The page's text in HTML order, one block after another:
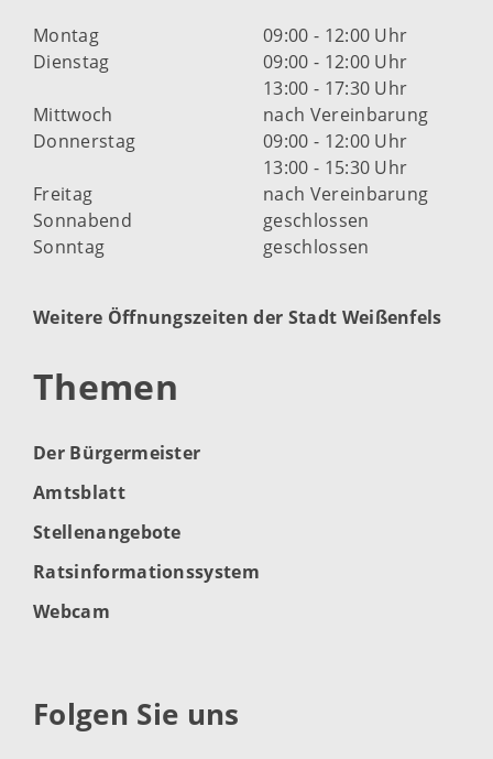
Montag
09:00 - 12:00 Uhr
Dienstag
09:00 - 12:00 Uhr
13:00 - 17:30 Uhr
Mittwoch
nach Vereinbarung
Donnerstag
09:00 - 12:00 Uhr
13:00 - 15:30 Uhr
Freitag
nach Vereinbarung
Sonnabend
geschlossen
Sonntag
geschlossen
Weitere Öffnungszeiten der Stadt Weißenfels
Themen
Der Bürgermeister
Amtsblatt
Stellenangebote
Ratsinformationssystem
Webcam
Folgen Sie uns